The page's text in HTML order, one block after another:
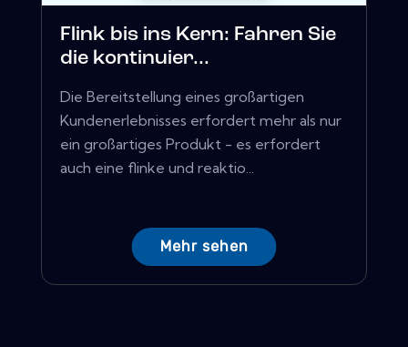
Flink bis ins Kern: Fahren Sie
die kontinuier...
Die Bereitstellung eines großartigen
Kundenerlebnisses erfordert mehr als nur
ein großartiges Produkt - es erfordert
auch eine flinke und reaktio...
Mehr sehen